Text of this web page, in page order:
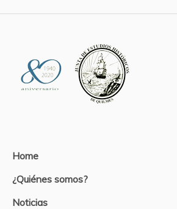
Home
¿Quiénes somos?
Noticias